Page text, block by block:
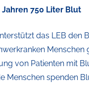
750 Liter Blut
das LEB den
von Patienten mit
Menschen spenden